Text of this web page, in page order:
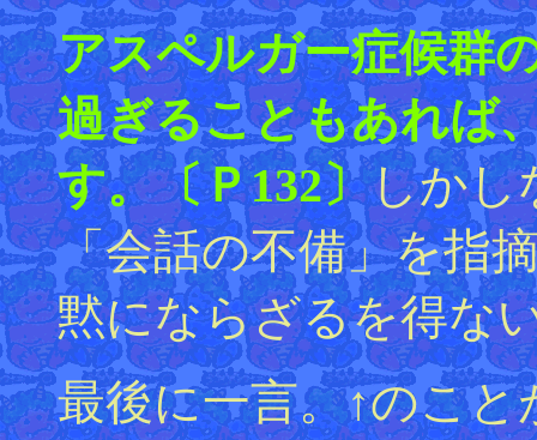
アスペルガー症候群
過ぎることもあれば
す。〔Ｐ132〕しか
「会話の不備」を指
黙にならざるを得な
最後に一言。↑のこ